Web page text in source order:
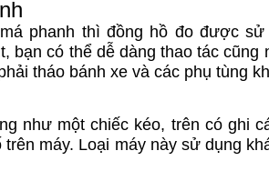
phanh thì đồng hồ đo được
bạn có thể dễ dàng thao tác
tháo bánh xe và các phụ tùng
như một chiếc kéo, trên có ghi
máy. Loại máy này sử dụng